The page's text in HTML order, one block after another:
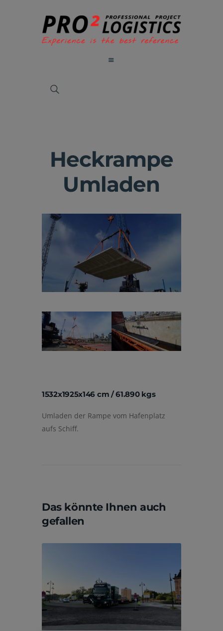
Heckrampe
Umladen
1532x1925x146 cm / 61.890 kgs
Umladen der Rampe vom Hafenplatz
aufs Schiff.
Das könnte Ihnen auch
gefallen